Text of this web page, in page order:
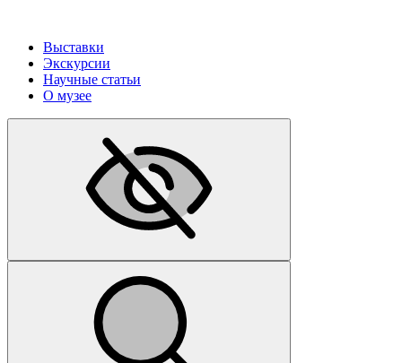
Выставки
Экскурсии
Научные статьи
О музее